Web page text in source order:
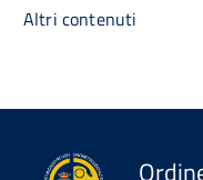
Altri contenuti